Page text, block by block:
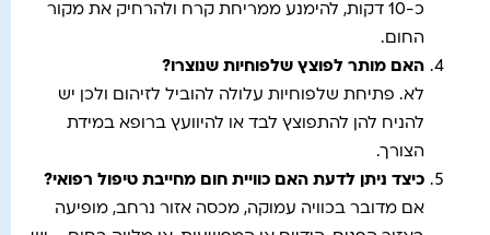
כ-10 דקות, להימנע ממריחת קרח ולהרחיק את מקור
החום.
האם מותר לפוצץ שלפוחיות שנוצרו?
לא. פתיחת שלפוחיות עלולה להוביל לזיהום ולכן יש
להניח להן להתפוצץ לבד או להיוועץ ברופא במידת
הצורך.
כיצד ניתן לדעת האם כוויית חום מחייבת טיפול רפואי?
אם מדובר בכוויה עמוקה, מכסה אזור נרחב, מופיעה